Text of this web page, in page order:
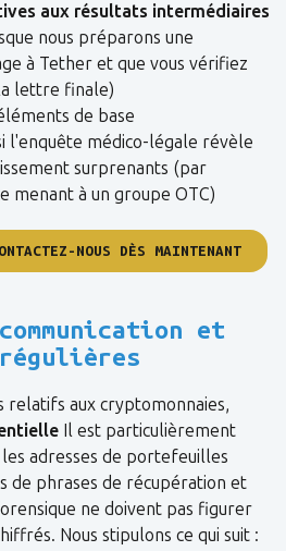
aux résultats intermédiaires
nous préparons une
à Tether et que vous vérifiez
lettre finale)
de base
l'enquête médico-légale révèle
surprenants (par
menant à un groupe OTC)
NOUS DÈS MAINTENANT
et
relatifs aux cryptomonnaies,
Il est particulièrement
adresses de portefeuilles
de phrases de récupération et
ne doivent pas figurer
Nous stipulons ce qui suit :